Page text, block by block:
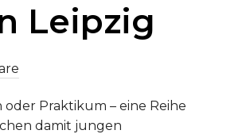
Leipzig
Praktikum – eine Reihe
damit jungen